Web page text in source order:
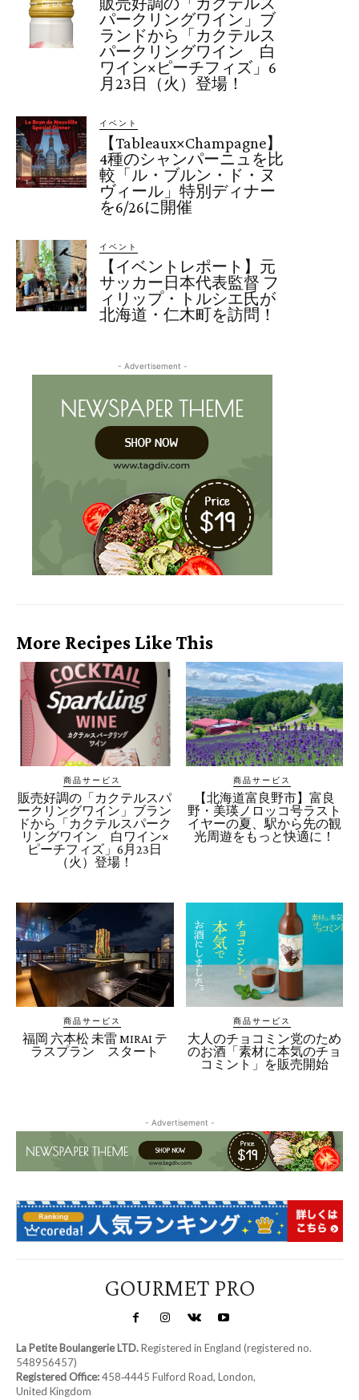
パークリングワイン」ブ
ランドから「カクテルス
パークリングワイン 白
ワイン×ピーチフィズ」6
月23日（火）登場！
イベント
【Tableaux×Champagne】
4種のシャンパーニュを比
較「ル・ブルン・ド・ヌ
ヴィール」特別ディナー
を6/26に開催
イベント
【イベントレポート】元
サッカー日本代表監督 フ
ィリップ・トルシエ氏が
北海道・仁木町を訪問！
- Advertisement -
More Recipes Like This
商品サービス
販売好調の「カクテルスパ
ークリングワイン」ブラン
ドから「カクテルスパーク
リングワイン 白ワイン×
ピーチフィズ」6月23日
（火）登場！
商品サービス
【北海道富良野市】富良
野・美瑛ノロッコ号ラスト
イヤーの夏、駅から先の観
光周遊をもっと快適に！
商品サービス
福岡 六本松 未雷 MIRAI テ
ラスプラン スタート
商品サービス
大人のチョコミン党のため
のお酒「素材に本気のチョ
コミント」を販売開始
- Advertisement -
GOURMET PRO
La Petite Boulangerie LTD.Registered in England (registered no.
548956457)
Registered Office:458‑4445 Fulford Road, London,
United Kingdom